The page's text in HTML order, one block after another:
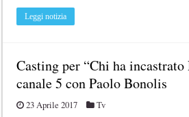
Leggi notizia
Casting per “Chi ha incastrato
canale 5 con Paolo Bonolis
23 Aprile 2017 Tv